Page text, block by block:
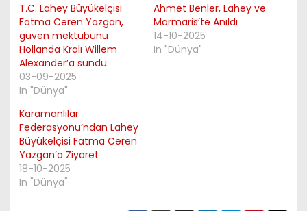
T.C. Lahey Büyükelçisi
Fatma Ceren Yazgan,
güven mektubunu
Hollanda Kralı Willem
Alexander’a sundu
03-09-2025
In "Dünya"
Ahmet Benler, Lahey ve
Marmaris’te Anıldı
14-10-2025
In "Dünya"
Karamanlılar
Federasyonu’ndan Lahey
Büyükelçisi Fatma Ceren
Yazgan’a Ziyaret
18-10-2025
In "Dünya"